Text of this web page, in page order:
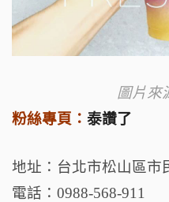
圖片來
粉絲專頁： 泰讚了
地址：台北市松山區市
電話：0988-568-911